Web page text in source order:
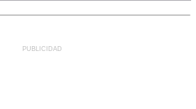
PUBLICIDAD